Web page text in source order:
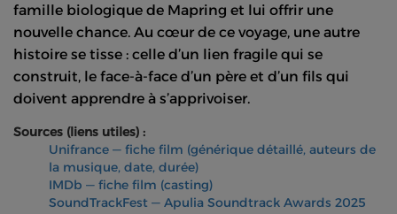
famille biologique de Mapring et lui offrir une
nouvelle chance. Au cœur de ce voyage, une autre
histoire se tisse : celle d’un lien fragile qui se
construit, le face-à-face d’un père et d’un fils qui
doivent apprendre à s’apprivoiser.
Sources (liens utiles) :
Unifrance — fiche film (générique détaillé, auteurs de
la musique, date, durée)
IMDb — fiche film (casting)
SoundTrackFest — Apulia Soundtrack Awards 2025